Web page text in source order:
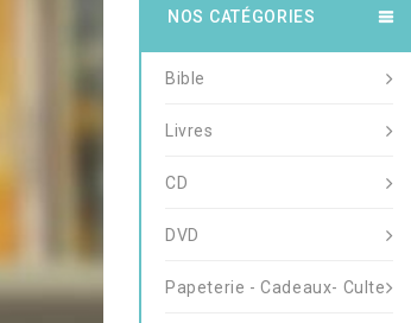
NOS CATÉGORIES
Bible
Livres
CD
DVD
Papeterie - Cadeaux- Culte